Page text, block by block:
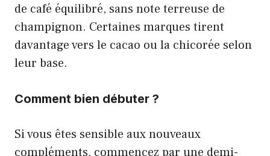
de café équilibré, sans note terreuse de
champignon. Certaines marques tirent
davantage vers le cacao ou la chicorée selon
leur base.
Comment bien débuter ?
Si vous êtes sensible aux nouveaux
compléments, commencez par une demi-